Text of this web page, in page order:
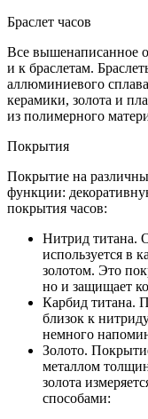
Браслет часов
Все вышенаписанное о
и к браслетам.
аллюминиевого
керамики, золота и
из полимерного
Покрытия
Покрытие на
функции:
покрытия часов:
Нитрид титана.
используется в
золотом. Это
но и защищает
Карбид титана.
близок к
немного
Золото.
металлом
золота
способами: